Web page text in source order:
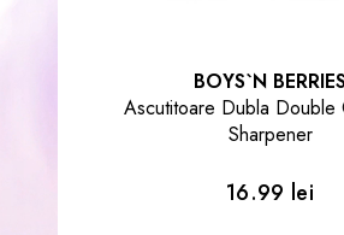
BOYS`N BERRIES
Ascutitoare Dubla Double
Sharpener
16.99 lei